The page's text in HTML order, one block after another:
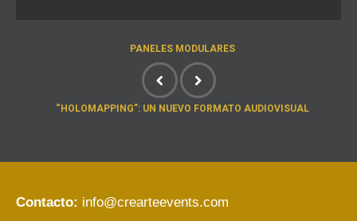
PANELES MODULARES
“HOLOMAPPING”: UN NUEVO FORMATO AUDIOVISUAL
Contacto: info@crearteevents.com